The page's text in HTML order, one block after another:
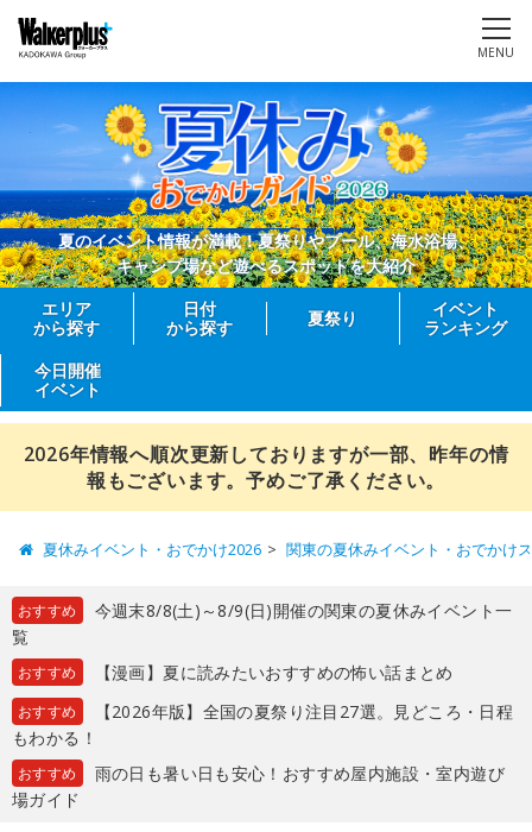
MENU
夏のイベント情報が満載！夏祭りやプール、海水浴場、
キャンプ場など遊べるスポットを大紹介
エリア
から探す
日付
から探す
夏祭り
イベント
ランキング
今日開催
イベント
2026年情報へ順次更新しておりますが一部、昨年の情
報もございます。予めご了承ください。
夏休みイベント・おでかけ2026 関東の夏休みイベント・おでかけ
おすすめ
今週末8/8(土)～8/9(日)開催の関東の夏休みイベント一
覧
おすすめ 【漫画】夏に読みたいおすすめの怖い話まとめ
おすすめ
【2026年版】全国の夏祭り注目27選。見どころ・日程
もわかる！
おすすめ
雨の日も暑い日も安心！おすすめ屋内施設・室内遊び
場ガイド